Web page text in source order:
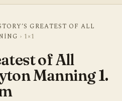
GREATEST OF ALL
› 1×1
of All
Manning 1.